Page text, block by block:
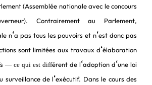
(Assemblée nationale avec le concours
Contrairement au Parlement,
n‘a pas tous les pouvoirs et n‘est donc pas
sont limitées aux travaux d‘élaboration
― ce qui est différent de l‘adoption d‘une loi
surveillance de l‘exécutif. Dans le cours des